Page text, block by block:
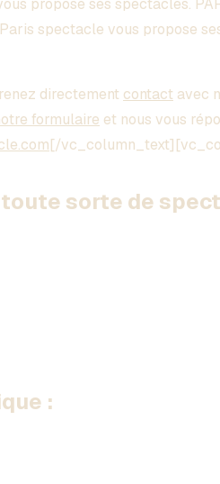
propose ses spectacles.
spectacle vous propose
directement contact avec
formulaire et nous vous
[/
toute sorte de
: